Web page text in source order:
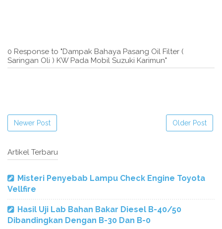
0 Response to "Dampak Bahaya Pasang Oil Filter (
Saringan Oli ) KW Pada Mobil Suzuki Karimun"
Newer Post Older Post
Artikel Terbaru
Misteri Penyebab Lampu Check Engine Toyota
Vellfire
Hasil Uji Lab Bahan Bakar Diesel B-40/50
Dibandingkan Dengan B-30 Dan B-0